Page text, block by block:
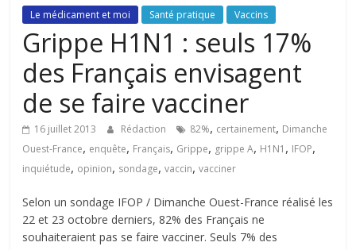
de
toute
famille
Le médicament et moi Santé pratique Vaccins
Grippe H1N1 : seuls 17%
des Français envisagent
de se faire vacciner
16 juillet 2013 Rédaction 82%, certainement, Dimanche
Ouest-France, enquête, Français, Grippe, grippe A, H1N1 , IFOP,
inquiétude, opinion, sondage,vaccin,vacciner
Selon un sondage IFOP / Dimanche Ouest-France réalisé les
22 et 23 octobre derniers, 82% des Français ne
souhaiteraient pas se faire vacciner. Seuls 7% des